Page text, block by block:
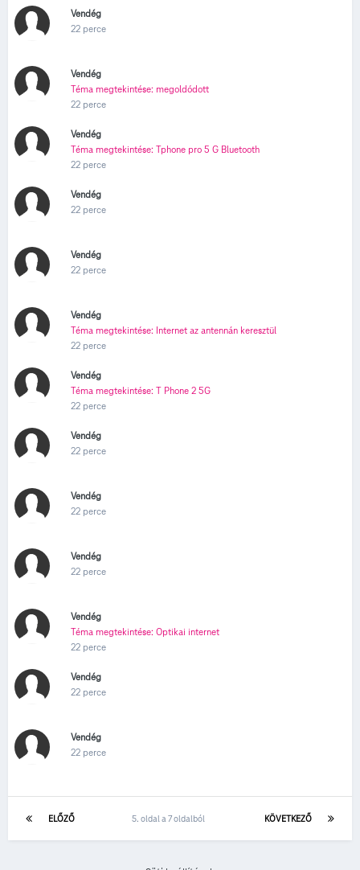
Vendég
22 perce
Vendég
Téma megtekintése: megoldódott
22 perce
Vendég
Téma megtekintése: Tphone pro 5 G Bluetooth
22 perce
Vendég
22 perce
Vendég
22 perce
Vendég
Téma megtekintése: Internet az antennán keresztül
22 perce
Vendég
Téma megtekintése: T Phone 2 5G
22 perce
Vendég
22 perce
Vendég
22 perce
Vendég
22 perce
Vendég
Téma megtekintése: Optikai internet
22 perce
Vendég
22 perce
Vendég
22 perce
ELŐZŐ KÖVETKEZŐ
5. oldal a 7 oldalból